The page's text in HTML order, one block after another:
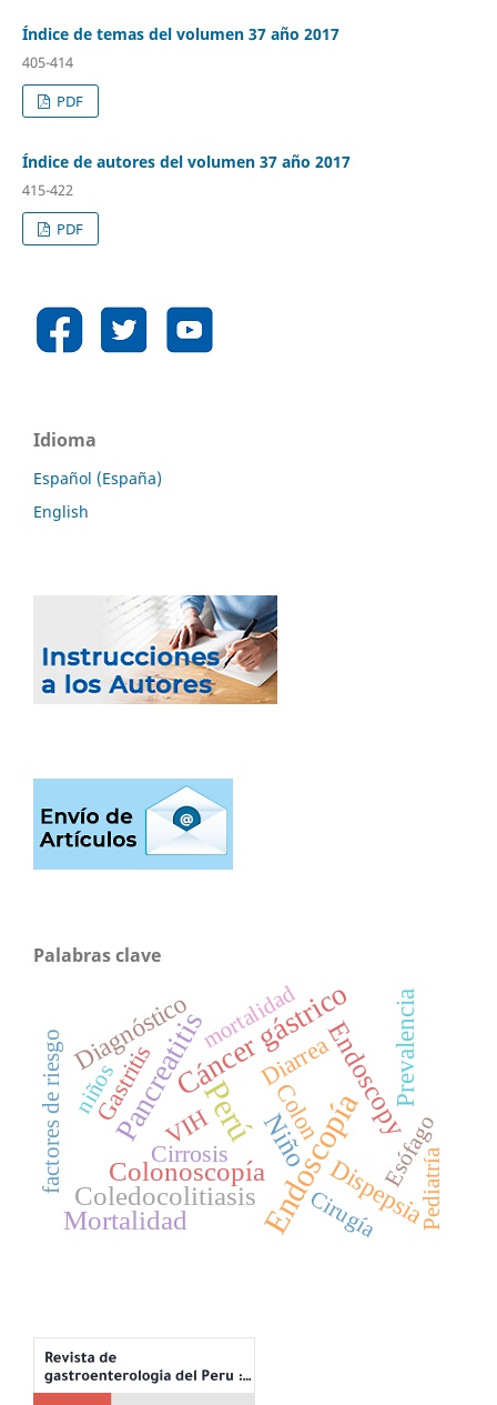
Índice de temas del volumen 37 año 2017
405-414
PDF
Índice de autores del volumen 37 año 2017
415-422
PDF
Idioma
Español (España)
English
Palabras clave
PerúEndoscopía
PancreatitisCáncer gástrico
Colonoscopía
Coledocolitiasis
Mortalidad
Endoscopy
Niño
Diagnóstico Prevalencia
Dispepsia
Cirrosis
Colon
Gastritis
VIH
Diarrea
factores de riesgo Pediatría
mortalidad
Esófago
niños
Cirugía